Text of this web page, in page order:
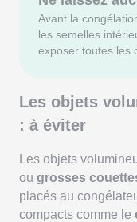
Avant la
les semelles
exposer toutes les
Les objets
: à éviter
Les objets
ou grosses
placés au
compacts comme le